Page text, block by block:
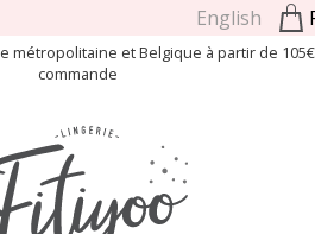
English
métropolitaine et Belgique à partir de
commande